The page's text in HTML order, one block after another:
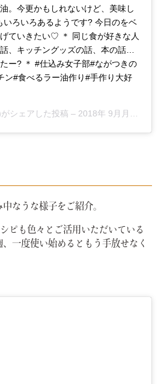
。今更かもしれないけど、美味し
いろいろあるようです? 今日のをベ
ていきたい♡ ＊ 同じ食が好きな人
、キッチングッズの話、本の話…
ー? ＊ #仕込み女子部#ながつきの
ン#食べるラー油作り#手作り大好
シェアした投稿 – 2018年 9月月23日午後5時04分PDT
なうな様子をご紹介。
ピも色々とご活用いただいている
一度使い始めるともう手放せなく